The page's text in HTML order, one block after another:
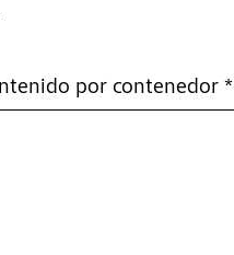
por contenedor *